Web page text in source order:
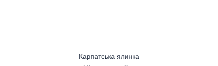
Карпатська ялинка